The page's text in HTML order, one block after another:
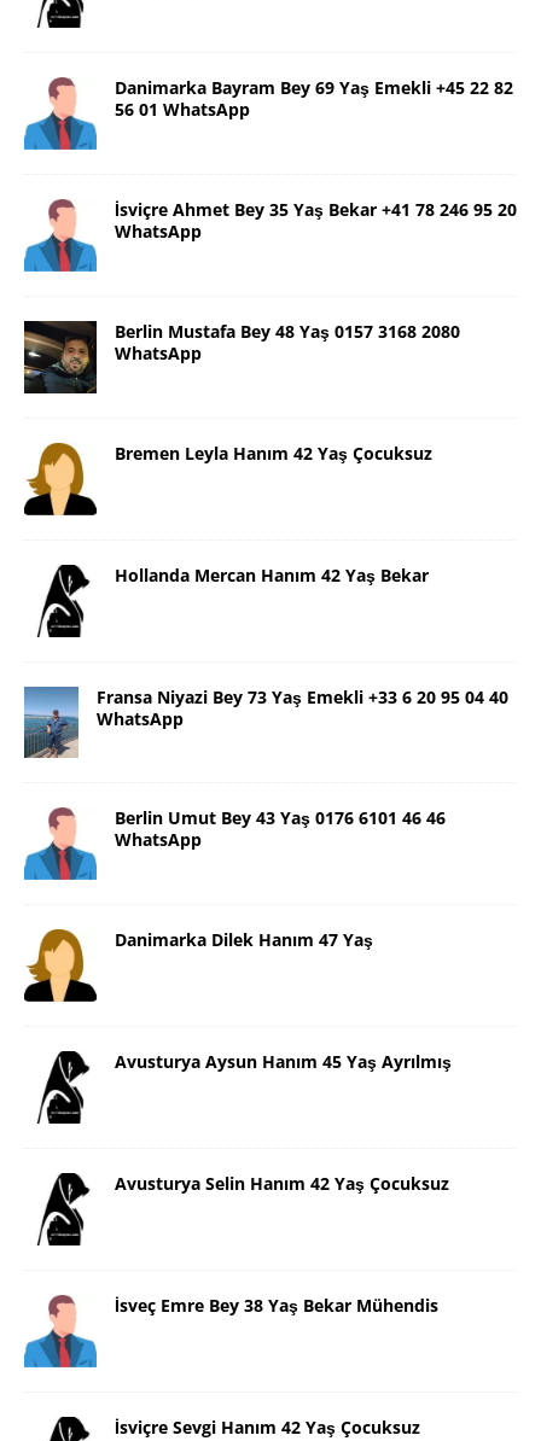
Danimarka Bayram Bey 69 Yaş Emekli +45 22 82
56 01 WhatsApp
İsviçre Ahmet Bey 35 Yaş Bekar +41 78 246 95 20
WhatsApp
Berlin Mustafa Bey 48 Yaş 0157 3168 2080
WhatsApp
Bremen Leyla Hanım 42 Yaş Çocuksuz
Hollanda Mercan Hanım 42 Yaş Bekar
Fransa Niyazi Bey 73 Yaş Emekli +33 6 20 95 04 40
WhatsApp
Berlin Umut Bey 43 Yaş 0176 6101 46 46
WhatsApp
Danimarka Dilek Hanım 47 Yaş
Avusturya Aysun Hanım 45 Yaş Ayrılmış
Avusturya Selin Hanım 42 Yaş Çocuksuz
İsveç Emre Bey 38 Yaş Bekar Mühendis
İsviçre Sevgi Hanım 42 Yaş Çocuksuz